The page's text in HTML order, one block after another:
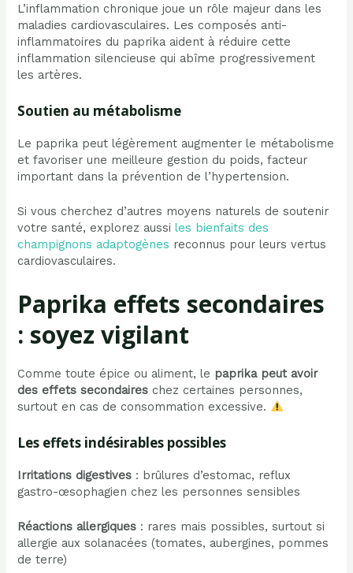
L’inflammation chronique joue un rôle majeur dans les
maladies cardiovasculaires. Les composés anti-
inflammatoires du paprika aident à réduire cette
inflammation silencieuse qui abîme progressivement
les artères.
Soutien au métabolisme
Le paprika peut légèrement augmenter le métabolisme
et favoriser une meilleure gestion du poids, facteur
important dans la prévention de l’hypertension.
Si vous cherchez d’autres moyens naturels de soutenir
votre santé, explorez aussiles bienfaits des
champignons adaptogènes reconnus pour leurs vertus
cardiovasculaires.
Paprika effets secondaires
: soyez vigilant
Comme toute épice ou aliment, le paprika peut avoir
des effets secondaires chez certaines personnes,
surtout en cas de consommation excessive.
Les effets indésirables possibles
Irritations digestives : brûlures d’estomac, reflux
gastro-œsophagien chez les personnes sensibles
Réactions allergiques : rares mais possibles, surtout si
allergie aux solanacées (tomates, aubergines, pommes
de terre)